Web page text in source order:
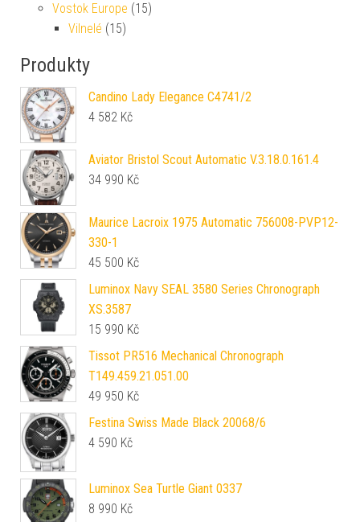
Vostok Europe (15)
Vilnelé (15)
Produkty
Candino Lady Elegance C4741/2
4 582 Kč
Aviator Bristol Scout Automatic V.3.18.0.161.4
34 990 Kč
Maurice Lacroix 1975 Automatic 756008-PVP12-
330-1
45 500 Kč
Luminox Navy SEAL 3580 Series Chronograph
XS.3587
15 990 Kč
Tissot PR516 Mechanical Chronograph
T149.459.21.051.00
49 950 Kč
Festina Swiss Made Black 20068/6
4 590 Kč
Luminox Sea Turtle Giant 0337
8 990 Kč